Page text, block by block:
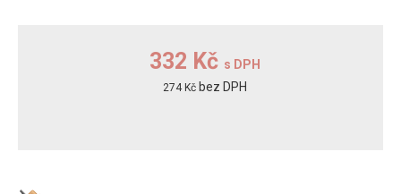
332 Kč s DPH
274 Kč bez DPH